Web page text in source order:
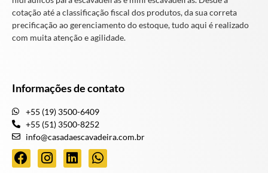
cotação até a classificação fiscal dos produtos, da sua correta
precificação ao gerenciamento do estoque, tudo aqui é realizado
com muita atenção e agilidade.
Informações de contato
+55 (19) 3500-6409
+55 (51) 3500-8252
info@casadaescavadeira.com.br